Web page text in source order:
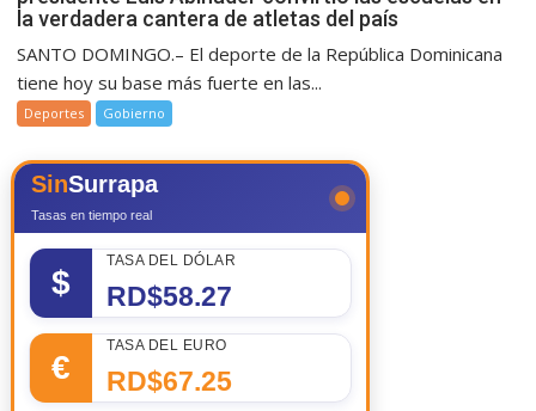
la verdadera cantera de atletas del país
SANTO DOMINGO.– El deporte de la República Dominicana
tiene hoy su base más fuerte en las...
Deportes Gobierno
SinSurrapa
Tasas en tiempo real
$
TASA DEL DÓLAR
RD$58.27
€
TASA DEL EURO
RD$67.25